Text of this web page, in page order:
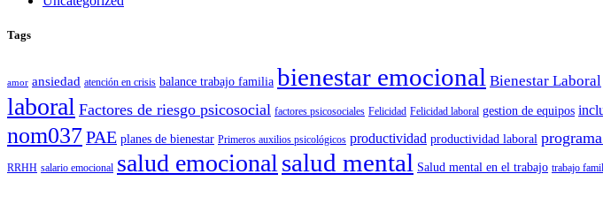
Tags
amor ansiedad atención en crisis balance trabajo familia bienestar emocional Bienestar Laboral
laboral Factores de riesgo psicosocial factores psicosociales Felicidad Felicidad laboral gestion de equipos
nom037PAE planes de bienestar Primeros auxilios psicológicos productividad productividad laboral
RRHH salario emocional salud emocional salud mental Salud mental en el trabajo trabajo